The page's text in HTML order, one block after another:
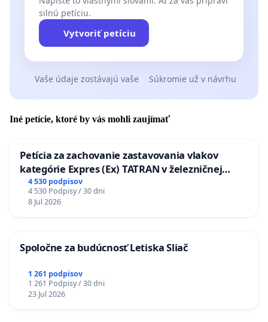
silnú petíciu.
Vytvoriť petíciu
Vaše údaje zostávajú vaše Súkromie už v návrhu
Iné petície, ktoré by vás mohli zaujímať
Petícia za zachovanie zastavovania vlakov
kategórie Expres (Ex) TATRAN v železničnej
stanici Púchov
4 530 podpisov
4 530 Podpisy / 30 dni
8 Jul 2026
Spoločne za budúcnosť Letiska Sliač
1 261 podpisov
1 261 Podpisy / 30 dni
23 Jul 2026